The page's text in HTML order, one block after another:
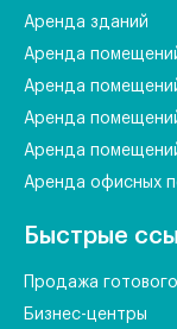
Аренда зданий
Аренда
Аренда
Аренда
Аренда
Аренда офисных
Быстрые
Продажа
Бизнес-центры